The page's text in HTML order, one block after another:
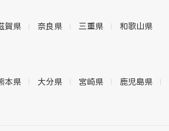
賀県 奈良県 三重県 和歌山県
本県 大分県 宮崎県 鹿児島県